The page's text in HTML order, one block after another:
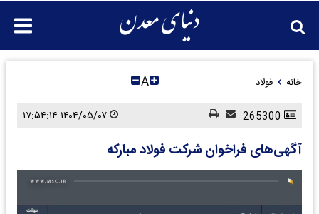
خانه فولاد A
آگهی‌های فراخوان شرکت فولاد مبارکه